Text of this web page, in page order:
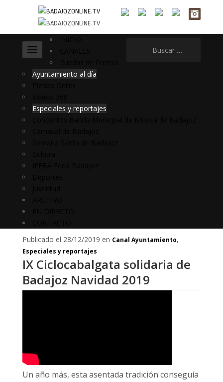
Ayuntamiento al día
Especiales y reportajes
Publicado el 28/12/2019 en Canal Ayuntamiento,
Especiales y reportajes
IX Ciclocabalgata solidaria de
Badajoz Navidad 2019
Un año más, esta asentada tradición conseguía